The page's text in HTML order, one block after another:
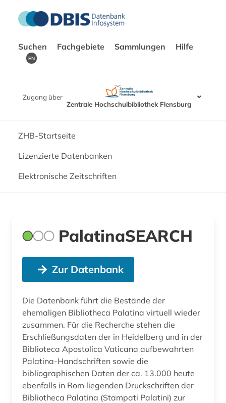
Suchen Fachgebiete Sammlungen Hilfe
EN
Zugang über
Zentrale Hochschulbibliothek Flensburg
ZHB-Startseite
Lizenzierte Datenbanken
Elektronische Zeitschriften
PalatinaSEARCH
Zur Datenbank
Die Datenbank führt die Bestände der
ehemaligen Bibliotheca Palatina virtuell wieder
zusammen. Für die Recherche stehen die
Erschließungsdaten der in Heidelberg und in der
Biblioteca Apostolica Vaticana aufbewahrten
Palatina-Handschriften sowie die
bibliographischen Daten der ca. 13.000 heute
ebenfalls in Rom liegenden Druckschriften der
Bibliotheca Palatina (Stampati Palatini) zur